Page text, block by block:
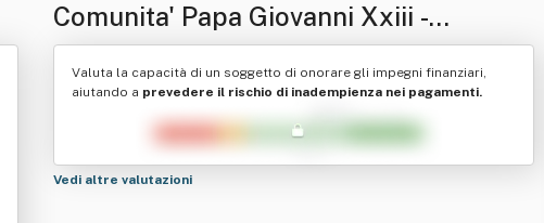
Comunita' Papa Giovanni Xxiii -
Cooperativa Sociale A Responsabilita'
Limitata
Valuta la capacità di un soggetto di onorare gli impegni finanziari,
aiutando a prevedere il rischio di inadempienza nei pagamenti.
Vedi altre valutazioni